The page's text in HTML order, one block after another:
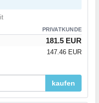
PRIVATKUNDE
181.5 EUR
147.46 EUR
kaufen